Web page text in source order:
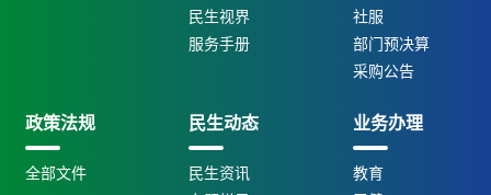
民生视界
服务手册
社服
部门预决算
采购公告
政策法规
全部文件
民生动态
民生资讯
业务办理
教育